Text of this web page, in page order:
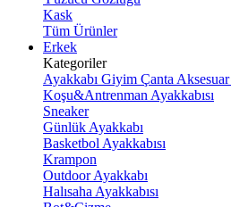
Kask
Tüm Ürünler
Erkek
Kategoriler
Ayakkabı Giyim Çanta Aksesuar
Koşu&Antrenman Ayakkabısı
Sneaker
Günlük Ayakkabı
Basketbol Ayakkabısı
Krampon
Outdoor Ayakkabı
Halısaha Ayakkabısı